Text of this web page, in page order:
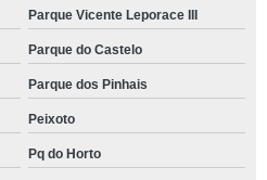
Parque Vicente Leporace III
Parque do Castelo
Parque dos Pinhais
Peixoto
Pq do Horto